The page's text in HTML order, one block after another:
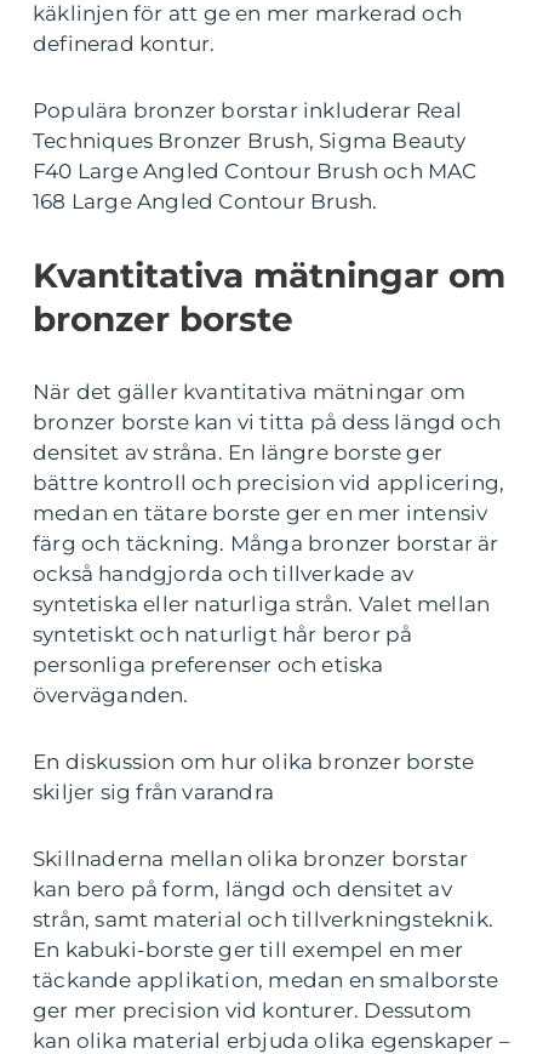
käklinjen för att ge en mer markerad och
definerad kontur.
Populära bronzer borstar inkluderar Real
Techniques Bronzer Brush, Sigma Beauty
F40 Large Angled Contour Brush och MAC
168 Large Angled Contour Brush.
Kvantitativa mätningar om
bronzer borste
När det gäller kvantitativa mätningar om
bronzer borste kan vi titta på dess längd och
densitet av stråna. En längre borste ger
bättre kontroll och precision vid applicering,
medan en tätare borste ger en mer intensiv
färg och täckning. Många bronzer borstar är
också handgjorda och tillverkade av
syntetiska eller naturliga strån. Valet mellan
syntetiskt och naturligt hår beror på
personliga preferenser och etiska
överväganden.
En diskussion om hur olika bronzer borste
skiljer sig från varandra
Skillnaderna mellan olika bronzer borstar
kan bero på form, längd och densitet av
strån, samt material och tillverkningsteknik.
En kabuki-borste ger till exempel en mer
täckande applikation, medan en smalborste
ger mer precision vid konturer. Dessutom
kan olika material erbjuda olika egenskaper –